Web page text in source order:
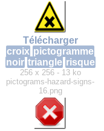
Télécharger
croix pictogramme
noir triangle risque
256 x 256 - 13 ko
pictograms-hazard-signs-
16.png